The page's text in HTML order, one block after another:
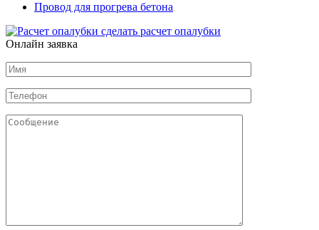
Провод для прогрева бетона
сделать расчет опалубки
Онлайн заявка